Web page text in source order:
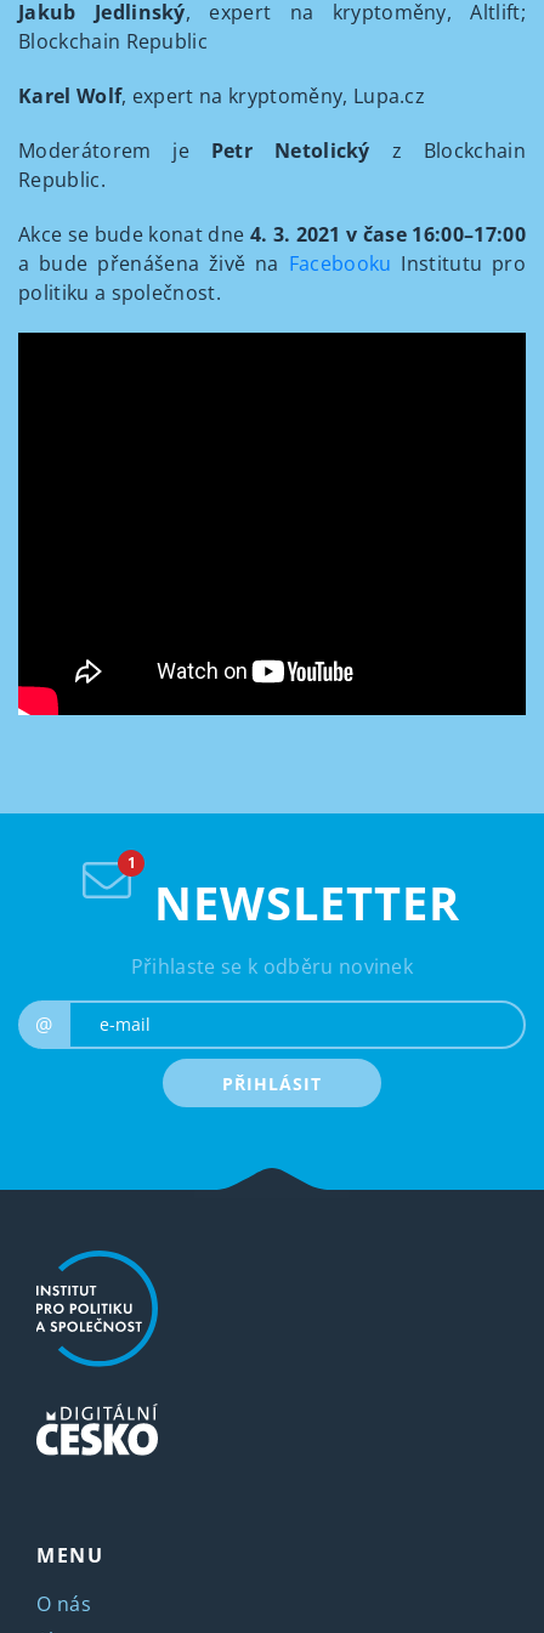
Jakub Jedlinský, expert na kryptoměny, Altlift;
Blockchain Republic
Karel Wolf, expert na kryptoměny, Lupa.cz
Moderátorem je Petr Netolický z Blockchain
Republic.
Akce se bude konat dne 4. 3. 2021 v čase 16:00–17:00
a bude přenášena živě na Facebooku Institutu pro
politiku a společnost.
NEWSLETTER
Přihlaste se k odběru novinek
@
PŘIHLÁSIT
MENU
O nás